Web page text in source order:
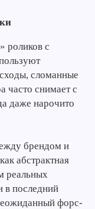
роликов с
сломанные
часто снимает с
даже нарочито
брендом и
абстрактная
реальных
в последний
форс-